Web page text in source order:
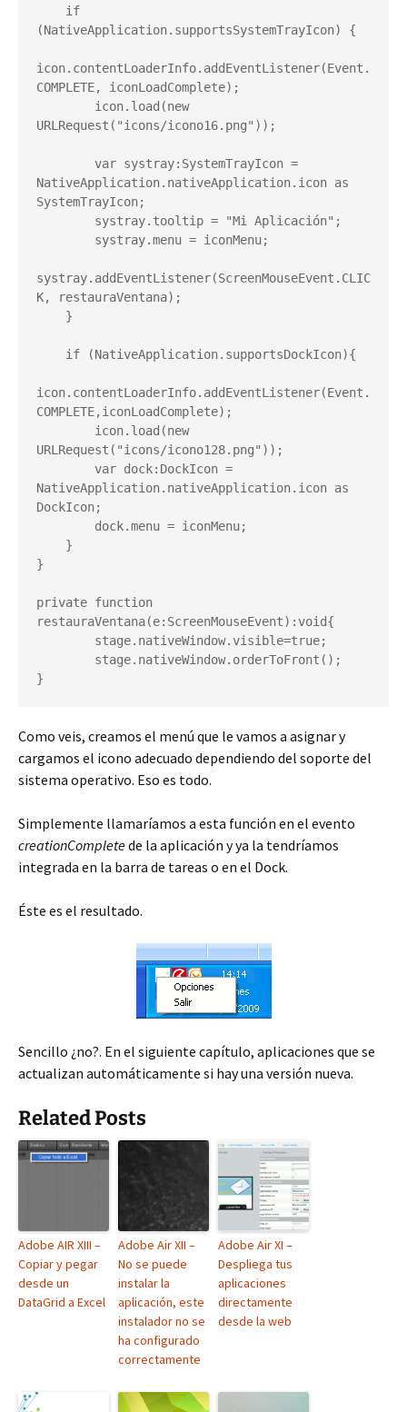
(NativeApplication.supportsSystemTrayIcon) {
icon.contentLoaderInfo.addEventListener(Event.
COMPLETE, iconLoadComplete);
URLRequest("icons/icono16.png"));
NativeApplication.nativeApplication.icon as
SystemTrayIcon;
systray.addEventListener(ScreenMouseEvent.CLIC
K, restauraVentana);
icon.contentLoaderInfo.addEventListener(Event.
COMPLETE,iconLoadComplete);
URLRequest("icons/icono128.png"));
NativeApplication.nativeApplication.icon as
DockIcon;
}
private function
restauraVentana(e:ScreenMouseEvent):void{
}
Como veis, creamos el menú que le vamos a asignar y
cargamos el icono adecuado dependiendo del soporte del
sistema operativo. Eso es todo.
Simplemente llamaríamos a esta función en el evento
creationCompletede la aplicación y ya la tendríamos
integrada en la barra de tareas o en el Dock.
Éste es el resultado.
Sencillo ¿no?. En el siguiente capítulo, aplicaciones que se
actualizan automáticamente si hay una versión nueva.
Related Posts
Adobe AIR XIII –
Copiar y pegar
desde un
DataGrid a Excel
Adobe Air XII –
No se puede
instalar la
aplicación, este
instalador no se
ha configurado
correctamente
Adobe Air XI –
Despliega tus
aplicaciones
directamente
desde la web